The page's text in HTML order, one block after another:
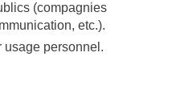
(compagnies
etc.).
usage personnel.